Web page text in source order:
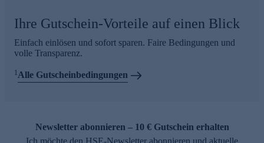
Ihre Gutschein-Vorteile auf einen Blick
Einfach einlösen und sofort sparen. Faire Bedingungen und
volle Transparenz.
1Alle Gutscheinbedingungen
Newsletter abonnieren – 10 € Gutschein erhalten
Ich möchte den HSE-Newsletter abonnieren und aktuelle